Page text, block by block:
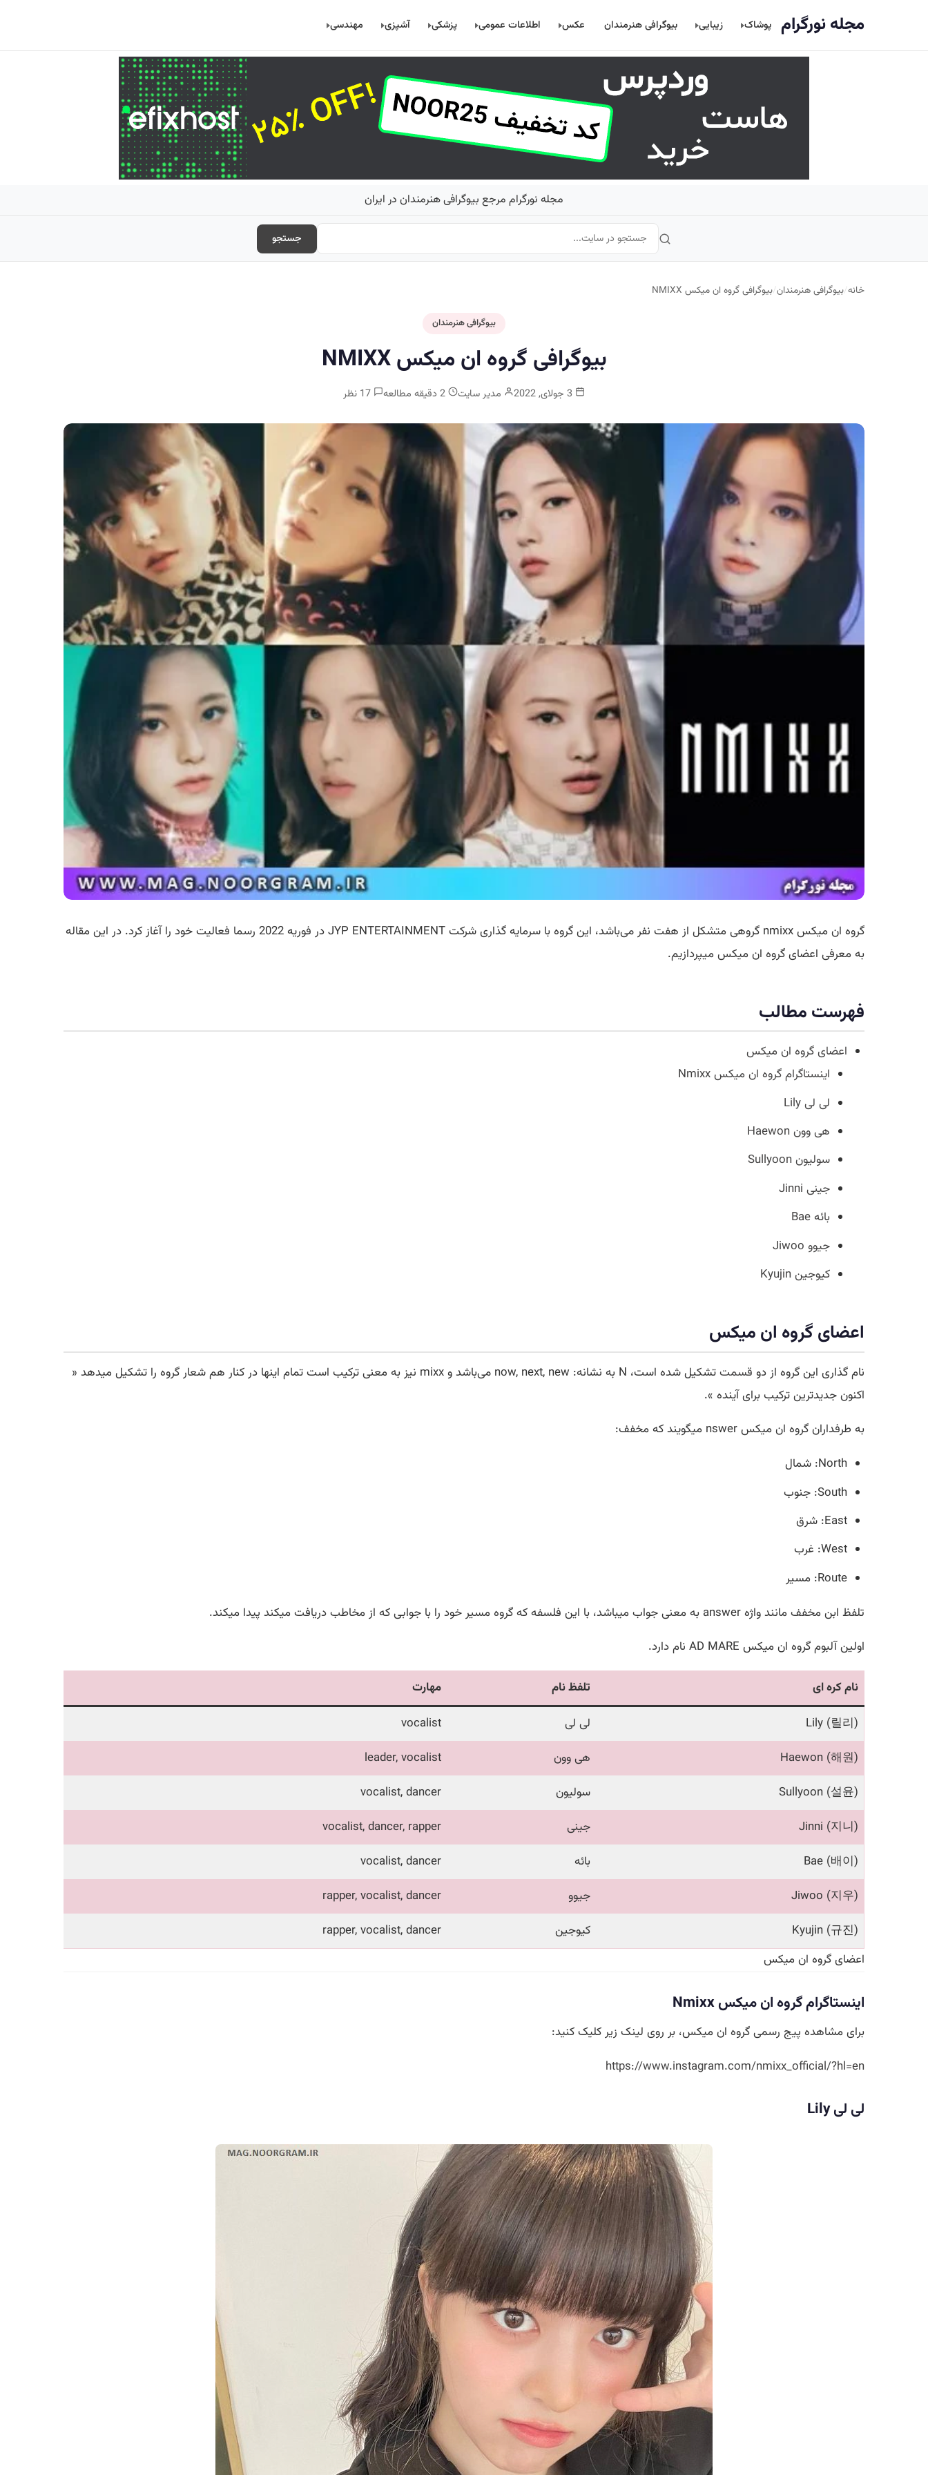
مجله نورگرام پوشاک زیبایی بیوگرافی هنرمندان عکس اطلاعات عمومی پزشکی آشپزی مهندسی
مجله نورگرام مرجع بیوگرافی هنرمندان در ایران
جستجو
خانه/بیوگرافی هنرمندان/بیوگرافی گروه ان میکس NMIXX
بیوگرافی هنرمندان
بیوگرافی گروه ان میکس NMIXX
مدیر سایت
گروه ان میکس nmixx گروهی متشکل از هفت نفر می‌باشد، این گروه با سرمایه گذاری شرکت JYP ENTERTAINMENT در فوریه 2022 رسما فعالیت خود را آغاز کرد. در این مقاله
به معرفی اعضای گروه ان میکس میپردازیم.
فهرست مطالب
اعضای گروه ان میکس
اینستاگرام گروه ان میکس Nmixx
لی لی Lily
هی وون Haewon
سولیون Sullyoon
جینی Jinni
بائه Bae
جیوو Jiwoo
کیوجین Kyujin
اعضای گروه ان میکس
نام گذاری این گروه از دو قسمت
تشکیل شده است، N به نشانه: now, next, new می‌باشد و mixx نیز به معنی ترکیب است تمام اینها در کنار هم شعار گروه را تشکیل میدهد «
اکنون جدیدترین ترکیب برای آینده ».
به طرفداران گروه ان میکس nswer میگویند که مخفف:
North: شمال
South: جنوب
East: شرق
West: غرب
Route: مسیر
تلفظ ابن مخفف مانند واژه answer به معنی جواب میباشد، با این فلسفه که گروه مسیر خود را با جوابی که از مخاطب دریافت میکند پیدا میکند.
اولین آلبوم گروه ان میکس AD MARE نام دارد.
نام کره ای تلفظ نام
مهارت
Lily (릴리)
لی لی
vocalist
Haewon (해원)
هی وون
leader, vocalist
Sullyoon (설윤)
سولیون
vocalist, dancer
Jinni (지니)
جینی
vocalist, dancer, rapper
Bae (배이)
بائه
vocalist, dancer
Jiwoo (지우)
جیوو
rapper, vocalist, dancer
Kyujin (규진)
کیوجین
rapper, vocalist, dancer
اعضای گروه ان میکس
اینستاگرام گروه ان میکس Nmixx
برای مشاهده پیج رسمی گروه ان میکس، بر روی لینک زیر کلیک کنید:
https://www.instagram.com/nmixx_official/?hl=en
لی لی Lily